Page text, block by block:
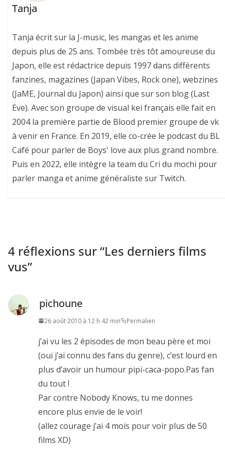
Tanja
Tanja écrit sur la J-music, les mangas et les anime
depuis plus de 25 ans. Tombée très tôt amoureuse du
Japon, elle est rédactrice depuis 1997 dans différents
fanzines, magazines (Japan Vibes, Rock one), webzines
(JaME, Journal du Japon) ainsi que sur son blog (Last
Eve). Avec son groupe de visual kei français elle fait en
2004 la première partie de Blood premier groupe de vk
à venir en France. En 2019, elle co-crée le podcast du BL
Café pour parler de Boys' love aux plus grand nombre.
Puis en 2022, elle intègre la team du Cri du mochi pour
parler manga et anime généraliste sur Twitch.
4 réflexions sur “Les derniers films
vus”
pichoune
26 août 2010 à 12 h 42 min Permalien
j’ai vu les 2 épisodes de mon beau père et moi
(oui j’ai connu des fans du genre), c’est lourd en
plus d’avoir un humour pipi-caca-popo.Pas fan
du tout !
Par contre Nobody Knows, tu me donnes
encore plus envie de le voir!
(allez courage j’ai 4 mois pour voir plus de 50
films XD)